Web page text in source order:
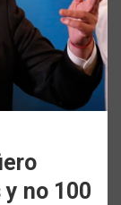
no 100